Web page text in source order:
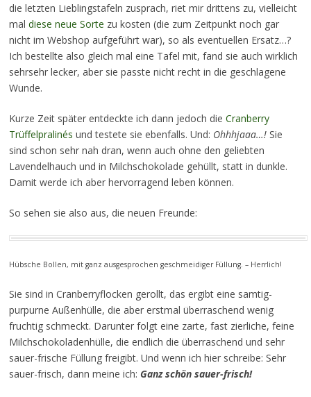
die letzten Lieblingstafeln zusprach, riet mir drittens zu, vielleicht
mal diese neue Sorte zu kosten (die zum Zeitpunkt noch gar
nicht im Webshop aufgeführt war), so als eventuellen Ersatz…?
Ich bestellte also gleich mal eine Tafel mit, fand sie auch wirklich
sehrsehr lecker, aber sie passte nicht recht in die geschlagene
Wunde.
Kurze Zeit später entdeckte ich dann jedoch die Cranberry
Trüffelpralinés und testete sie ebenfalls. Und: Ohhhjaaa…!Sie
sind schon sehr nah dran, wenn auch ohne den geliebten
Lavendelhauch und in Milchschokolade gehüllt, statt in dunkle.
Damit werde ich aber hervorragend leben können.
So sehen sie also aus, die neuen Freunde:
Hübsche Bollen, mit ganz ausgesprochen geschmeidiger Füllung. – Herrlich!
Sie sind in Cranberryflocken gerollt, das ergibt eine samtig-
purpurne Außenhülle, die aber erstmal überraschend wenig
fruchtig schmeckt. Darunter folgt eine zarte, fast zierliche, feine
Milchschokoladenhülle, die endlich die überraschend und sehr
sauer-frische Füllung freigibt. Und wenn ich hier schreibe: Sehr
sauer-frisch, dann meine ich: Ganz schön sauer-frisch!